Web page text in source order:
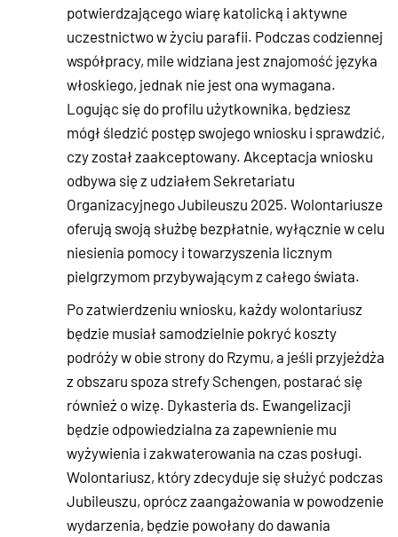
potwierdzającego wiarę katolicką i aktywne
uczestnictwo w życiu parafii. Podczas codziennej
współpracy, mile widziana jest znajomość języka
włoskiego, jednak nie jest ona wymagana.
Logując się do profilu użytkownika, będziesz
mógł śledzić postęp swojego wniosku i sprawdzić,
czy został zaakceptowany. Akceptacja wniosku
odbywa się z udziałem Sekretariatu
Organizacyjnego Jubileuszu 2025. Wolontariusze
oferują swoją służbę bezpłatnie, wyłącznie w celu
niesienia pomocy i towarzyszenia licznym
pielgrzymom przybywającym z całego świata.
Po zatwierdzeniu wniosku, każdy wolontariusz
będzie musiał samodzielnie pokryć koszty
podróży w obie strony do Rzymu, a jeśli przyjeżdża
z obszaru spoza strefy Schengen, postarać się
również o wizę. Dykasteria ds. Ewangelizacji
będzie odpowiedzialna za zapewnienie mu
wyżywienia i zakwaterowania na czas posługi.
Wolontariusz, który zdecyduje się służyć podczas
Jubileuszu, oprócz zaangażowania w powodzenie
wydarzenia, będzie powołany do dawania